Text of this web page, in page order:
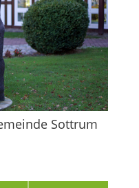
Sottrum